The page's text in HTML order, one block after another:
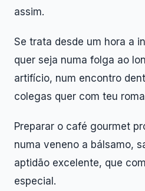
assim.
Se trata desde um hora a
quer seja numa folga ao
artifício, num encontro
colegas quer com teu
Preparar o café gourmet
numa veneno a bálsamo,
aptidão excelente, que
especial.